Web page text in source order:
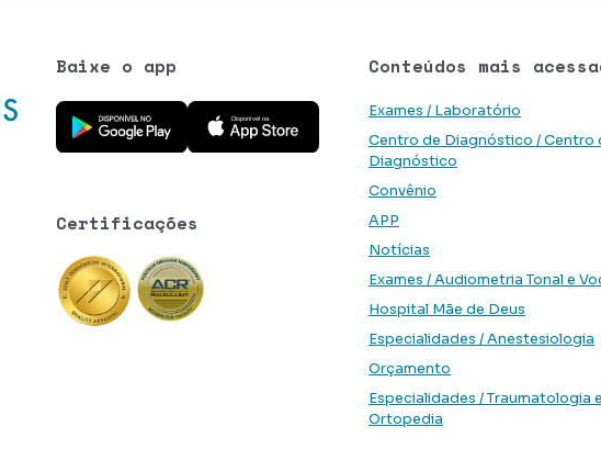
Conteúdos mais
Exames / Laboratório
Centro de Diagnóstico / Centro
Diagnóstico
Convênio
APP
Notícias
Exames / Audiometria Tonal e
Hospital Mãe de Deus
Especialidades / Anestesiologia
Orçamento
Especialidades / Traumatologia e
Ortopedia
Baixe o app
Baixe o aplicativo na Google Play Store
Baixe o aplicativo na App Store
Certificações